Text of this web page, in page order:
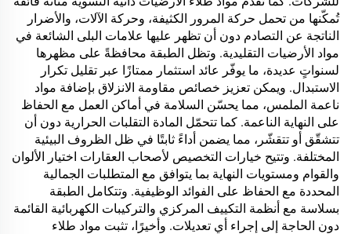
تُمكّنها من تحمل حركة المرور الكثيفة، وحركة الآلات، والأضرار
الناتجة عن التصادم دون أن تظهر عليها علامات البلى الشائعة في
مواد الأرضيات التقليدية. وتظل الطبقة محافظةً على مظهرها
لسنواتٍ عديدة، ما يوفّر عائد استثمار ممتازًا عبر تقليل تكرار
الاستبدال. ويمكن تعزيز خصائص مقاومة الانزلاق بإضافة مواد
ناعمة الملمس، مما يحسّن السلامة في أماكن العمل مع الحفاظ
على النهاية الناعمة. كما تتحمّل المادة التقلبات الحرارية دون أن
تتشقّق أو تتقشّر، مما يضمن أداءً ثابتًا في ظل الظروف البيئية
المختلفة. وتتيح خيارات التخصيص لأصحاب العقارات اختيار الألوان
والقوام ومستويات النهاية بما يتوافق مع المتطلبات الجمالية
المحددة مع الحفاظ على الفوائد الوظيفية. وتتكامل الطبقة
بسلاسة مع أنظمة التكييف المركزي والتركيبات الكهربائية القائمة
دون الحاجة إلى إجراء أي تعديلات. وأخيرًا، تثبت مواد طلاء